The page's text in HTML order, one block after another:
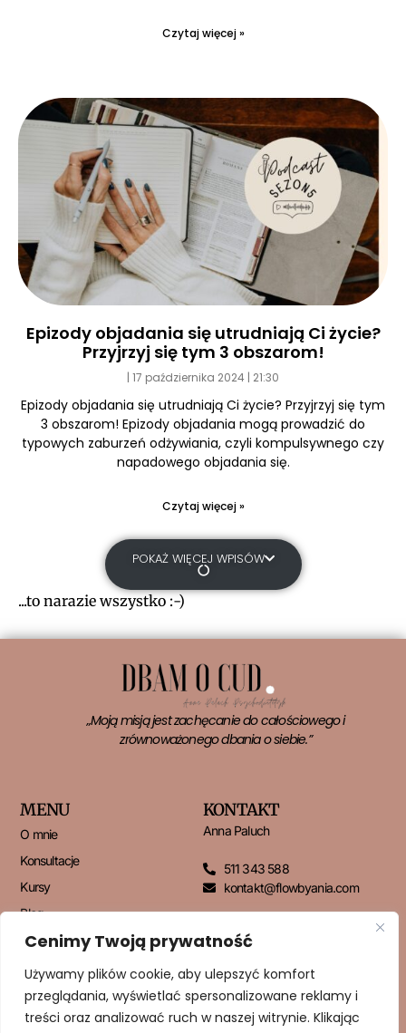
Cenimy Twoją prywatność
Używamy plików cookie, aby ulepszyć komfort
przeglądania, wyświetlać spersonalizowane reklamy i
treści oraz analizować ruch w naszej witrynie. Klikając
Czytaj więcej »
Epizody objadania się utrudniają Ci życie?
Przyjrzyj się tym 3 obszarom!
17 października 2024 21:30
Epizody objadania się utrudniają Ci życie? Przyjrzyj się tym
3 obszarom! Epizody objadania mogą prowadzić do
typowych zaburzeń odżywiania, czyli kompulsywnego czy
napadowego objadania się.
Czytaj więcej »
POKAŻ WIĘCEJ WPISÓW
...to narazie wszystko :-)
„Moją misją jest zachęcanie do całościowego i
zrównoważonego dbania o siebie.”
MENU
O mnie
Konsultacje
Kursy
Blog
Kontakt
KONTAKT
Anna Paluch
511 343 588
kontakt@flowbyania.com
NEWSLETTER